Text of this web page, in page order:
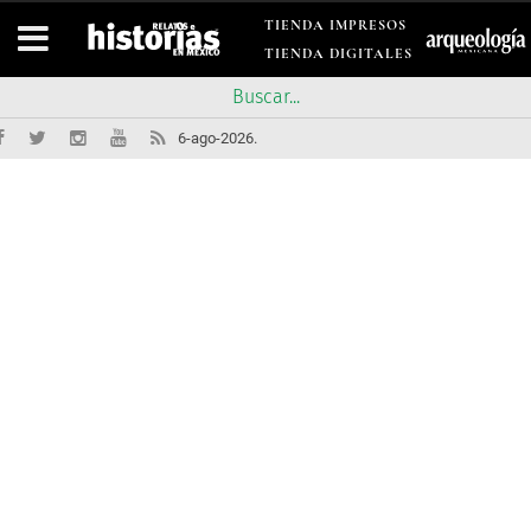
TIENDA IMPRESOS
TIENDA DIGITALES
6-ago-2026.